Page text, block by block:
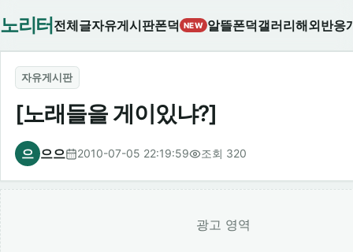
노리터 전체글자유게시판폰덕 NEW 알뜰폰덕갤러리해외반응
자유게시판
[노래들을 게이있냐?]
으 으으 2010-07-05 22:19:59 조회 320
광고 영역